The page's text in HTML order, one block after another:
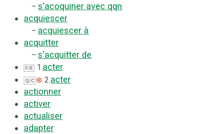
– s'acoquiner avec qqn
acquiescer
– acquiescer à
acquitter
– s'acquitter de
F/E 1.acter
Q/C ⊗ 2.acter
actionner
activer
actualiser
adapter